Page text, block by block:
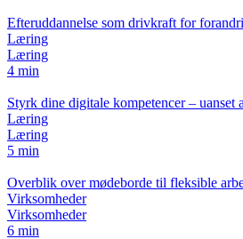
Efteruddannelse som drivkraft for
Læring
Læring
4 min
Styrk dine digitale kompetencer – uanset
Læring
Læring
5 min
Overblik over mødeborde til fleksible
Virksomheder
Virksomheder
6 min